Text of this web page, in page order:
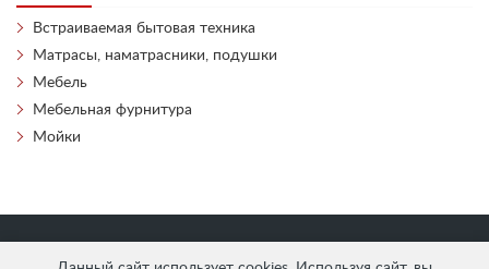
Встраиваемая бытовая техника
Матрасы, наматрасники, подушки
Мебель
Мебельная фурнитура
Мойки